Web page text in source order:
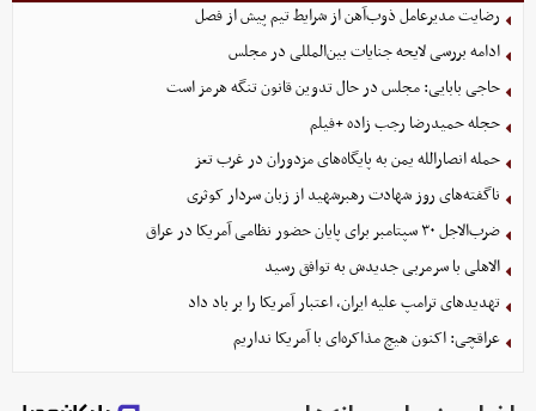
رضایت مدیرعامل ذوب‌آهن از شرایط تیم پیش از فصل
ادامه بررسی لایحه جنایات بین‌المللی در مجلس
حاجی بابایی: مجلس در حال تدوین قانون تنگه هرمز است
حجله حمیدرضا رجب زاده +فیلم
حمله انصارالله یمن به پایگاه‌های مزدوران در غرب تعز
ناگفته‌های روز شهادت رهبرشهید از زبان سردار کوثری
ضرب‌الاجل ۳۰ سپتامبر برای پایان حضور نظامی آمریکا در عراق
الاهلی با سرمربی جدیدش به توافق رسید
تهدیدهای ترامپ علیه ایران، اعتبار آمریکا را بر باد داد
عراقچی: اکنون هیچ مذاکره‌ای با آمریکا نداریم